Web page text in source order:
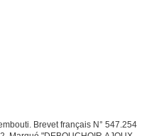
Brevet français N° 547.254